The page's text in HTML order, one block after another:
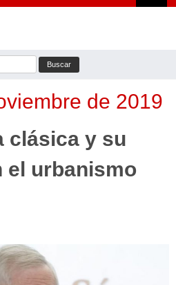
de 2019
clásica y su
el urbanismo